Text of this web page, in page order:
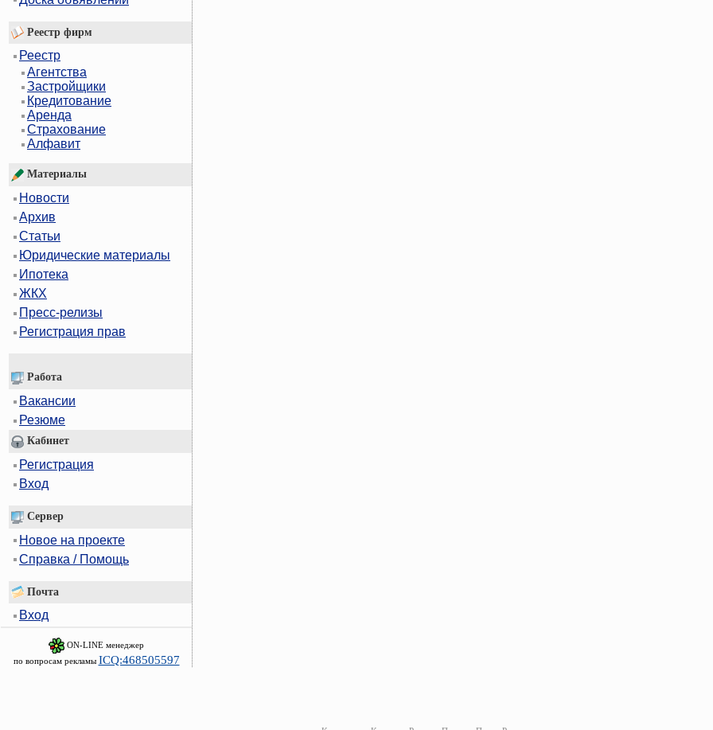
Реестр фирм
Реестр
Агентства
Застройщики
Кредитование
Аренда
Страхование
Алфавит
Материалы
Новости
Архив
Статьи
Юридические материалы
Ипотека
ЖКХ
Пресс-релизы
Регистрация прав
Работа
Вакансии
Резюме
Кабинет
Регистрация
Вход
Сервер
Новое на проекте
Справка / Помощь
Почта
Вход
ON-LINE менеджер
по вопросам рекламы ICQ:468505597